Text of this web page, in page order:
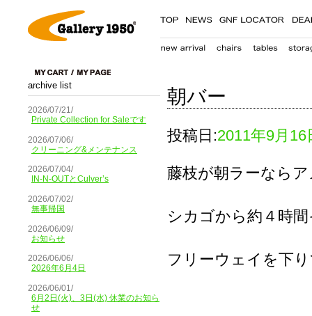
archive list
2026/07/21/
Private Collection for Saleです
2026/07/06/
クリーニング&メンテナンス
2026/07/04/
IN-N-OUTとCulver’s
2026/07/02/
無事帰国
2026/06/09/
お知らせ
2026/06/06/
2026年6月4日
2026/06/01/
6月2日(火)、3日(水) 休業のお知ら
せ
朝バー
投稿日:2011年9月16
藤枝が朝ラーなら
シカゴから約４時
フリーウェイを下